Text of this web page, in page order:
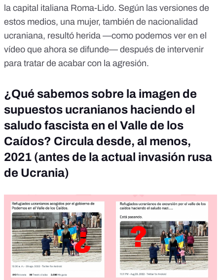
la capital italiana Roma-Lido. Según las versiones de
estos medios, una mujer, también de nacionalidad
ucraniana, resultó herida —como podemos ver en el
vídeo que ahora se difunde— después de intervenir
para tratar de acabar con la agresión.
¿Qué sabemos sobre la imagen de
supuestos ucranianos haciendo el
saludo fascista en el Valle de los
Caídos? Circula desde, al menos,
2021 (antes de la actual invasión rusa
de Ucrania)